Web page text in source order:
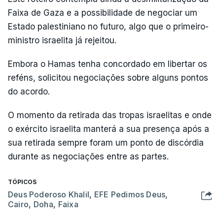
Faixa de Gaza e a possibilidade de negociar um
Estado palestiniano no futuro, algo que o primeiro-
ministro israelita já rejeitou.
Embora o Hamas tenha concordado em libertar os
reféns, solicitou negociações sobre alguns pontos
do acordo.
O momento da retirada das tropas israelitas e onde
o exército israelita manterá a sua presença após a
sua retirada sempre foram um ponto de discórdia
durante as negociações entre as partes.
TÓPICOS
Deus Poderoso Khalil, EFE Pedimos Deus,
Cairo, Doha, Faixa